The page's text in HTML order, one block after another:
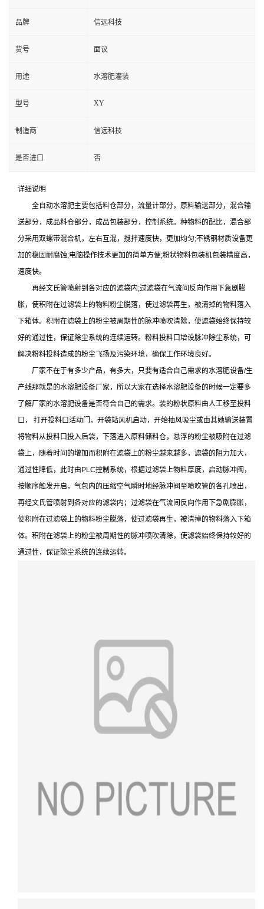
品牌 信远科技
货号 面议
用途 水溶肥灌装
型号 XY
制造商 信远科技
是否进口 否
详细说明
全自动水溶肥主要包括料仓部分，流量计部分，原料输送部分，混合输
送部分，成品料仓部分，成品包装部分，控制系统。种物料的配比，混合部
分采用双螺带混合机，左右互混，搅拌速度快，更加均匀;不锈钢材质设备更
加的稳固耐腐蚀;电脑操作技术更加的简单方便;粉状物料包装机包装精度高，
速度快。
再经文氏管喷射到各对应的滤袋内;过滤袋在气流间反向作用下急剧膨
胀，使积附在过滤袋上的物料粉尘脱落，使过滤袋再生，被清掉的物料落入
下箱体。积附在滤袋上的粉尘被周期性的脉冲喷吹清除，使滤袋始终保持较
好的通过性，保证除尘系统的连续运转。粉料投料口增设脉冲除尘系统，可
解决粉料投料造成的粉尘飞扬及污染环境，确保工作环境良好。
厂家不在于有多少产品，有多大，只要有适合自己需求的水溶肥设备/生
产线那就是的水溶肥设备厂家，所以大家在选择水溶肥设备的时候一定要多
了解厂家的水溶肥设备是否符合自己的需求。装的粉状原料由人工移至投料
口， 打开投料口活动门，开袋站风机启动，开始抽风吸尘或由其她输送装置
将物料从投料口投入后袋，下落进入原料储料仓，悬浮的粉尘被吸附在过滤
袋上，随着时间的增加而积附在滤袋上的粉尘越来越多，滤袋的阻力加大，
通过性降低，此时由PLC控制系统，根据过滤袋上物料厚度，启动脉冲阀，
按顺序触发开启，气包内的压缩空气瞬时地经脉冲阀至喷吹管的各孔喷出，
再经文氏管喷射到各对应的滤袋内；过滤袋在气流间反向作用下急剧膨胀，
使积附在过滤袋上的物料粉尘脱落，使过滤袋再生，被清掉的物料落入下箱
体。积附在滤袋上的粉尘被周期性的脉冲喷吹清除，使滤袋始终保持较好的
通过性，保证除尘系统的连续运转。